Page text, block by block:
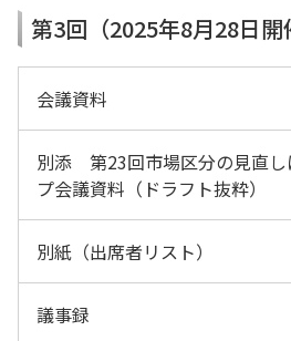
第3回（2025年8月28日開
会議資料
別添 第23回市場区分の見直し
プ会議資料（ドラフト抜粋）
別紙（出席者リスト）
議事録